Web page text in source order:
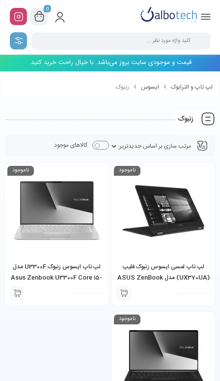
0
قیمت و موجودی سایت بروز می‌باشد. با خیال راحت خرید کنید.
لپ تاپ و الترابوک ایسوس زنبوک
زنبوک
کالاهای موجود
ناموجود
لپ تاپ لمسی ایسوس زنبوک فلیپ
(UX370UA) مدل ASUS ZenBook
Flip S (UX370UA) Core i5-
8250U 16GB 256GB SSD همراه با
ناموجود
لپ تاپ ایسوس زنبوک U3300F مدل
Asus Zenbook U3300F Core i5-
ناموجود